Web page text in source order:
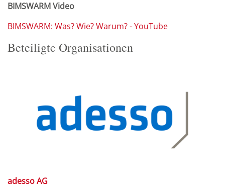
BIMSWARM Video
BIMSWARM: Was? Wie? Warum? - YouTube
Beteiligte Organisationen
adesso AG